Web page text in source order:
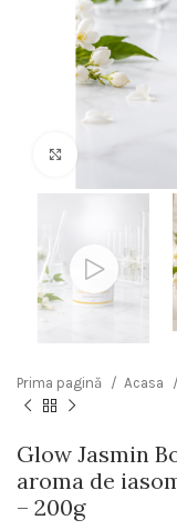
Prima pagină Acasa
Glow Jasmin
aroma de
– 200g